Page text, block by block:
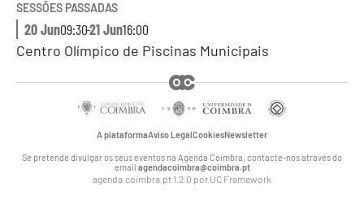
SESSÕES PASSADAS
20 Jun09:30-21 Jun16:00
Centro Olímpico de Piscinas Municipais
A plataformaAviso LegalCookiesNewsletter
Se pretende divulgar os seus eventos na Agenda Coimbra, contacte-nos através do
email agendacoimbra@coimbra.pt
agenda.coimbra.pt 1.2.0 por UC Framework